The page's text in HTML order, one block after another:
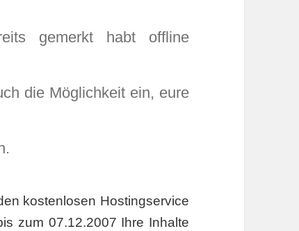
gemerkt habt offline
die Möglichkeit ein, eure
kostenlosen Hostingservice
zum 07.12.2007 Ihre Inhalte